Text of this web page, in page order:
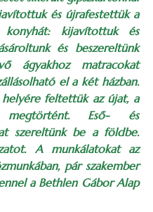
és újrafestettük a
kijavítottuk és
és beszereltünk
ágyakhoz matracokat
el a két házban.
feltettük az újat, a
Eső- és
szereltünk be a földbe.
A munkálatokat az
pár szakember
a Bethlen Gábor Alap